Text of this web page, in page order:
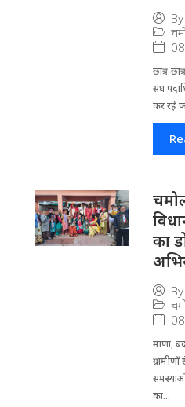
By
छात्र-
संघ
कर रहे
का
By
माणा,
का...